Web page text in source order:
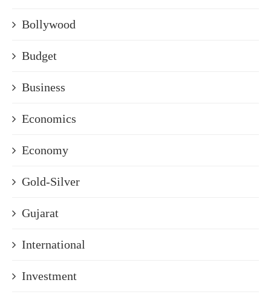
Bollywood
Budget
Business
Economics
Economy
Gold-Silver
Gujarat
International
Investment